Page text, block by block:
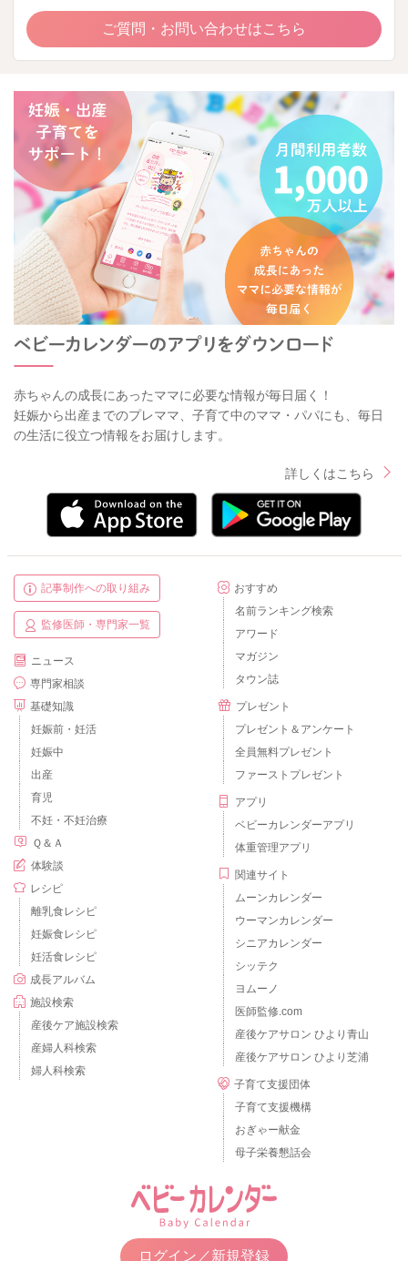
ご質問・お問い合わせはこちら
赤ちゃんの成長にあったママに必要な情報が毎日届く！
妊娠から出産までのプレママ、子育て中のママ・パパにも、毎日
の生活に役立つ情報をお届けします。
詳しくはこちら
記事制作への取り組み
監修医師・専門家一覧
ニュース
専門家相談
基礎知識
妊娠前・妊活
妊娠中
出産
育児
不妊・不妊治療
Ｑ＆Ａ
体験談
レシピ
離乳食レシピ
妊娠食レシピ
妊活食レシピ
成長アルバム
施設検索
産後ケア施設検索
産婦人科検索
婦人科検索
おすすめ
名前ランキング検索
アワード
マガジン
タウン誌
プレゼント
プレゼント＆アンケート
全員無料プレゼント
ファーストプレゼント
アプリ
ベビーカレンダーアプリ
体重管理アプリ
関連サイト
ムーンカレンダー
ウーマンカレンダー
シニアカレンダー
シッテク
ヨムーノ
医師監修.com
産後ケアサロン ひより青山
産後ケアサロン ひより芝浦
子育て支援団体
子育て支援機構
おぎゃー献金
母子栄養懇話会
ログイン／新規登録